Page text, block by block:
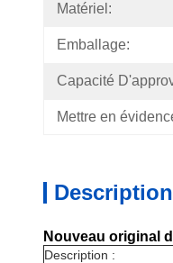
Matériel:
Emballage:
Capacité
Mettre en
Nouveau original
Description :